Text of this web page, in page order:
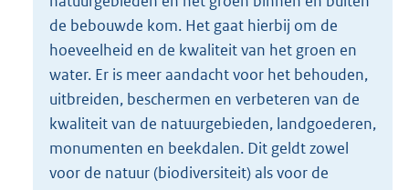
de bebouwde kom. Het gaat hierbij om de
hoeveelheid en de kwaliteit van het groen en
water. Er is meer aandacht voor het behouden,
uitbreiden, beschermen en verbeteren van de
kwaliteit van de natuurgebieden, landgoederen,
monumenten en beekdalen. Dit geldt zowel
voor de natuur (biodiversiteit) als voor de